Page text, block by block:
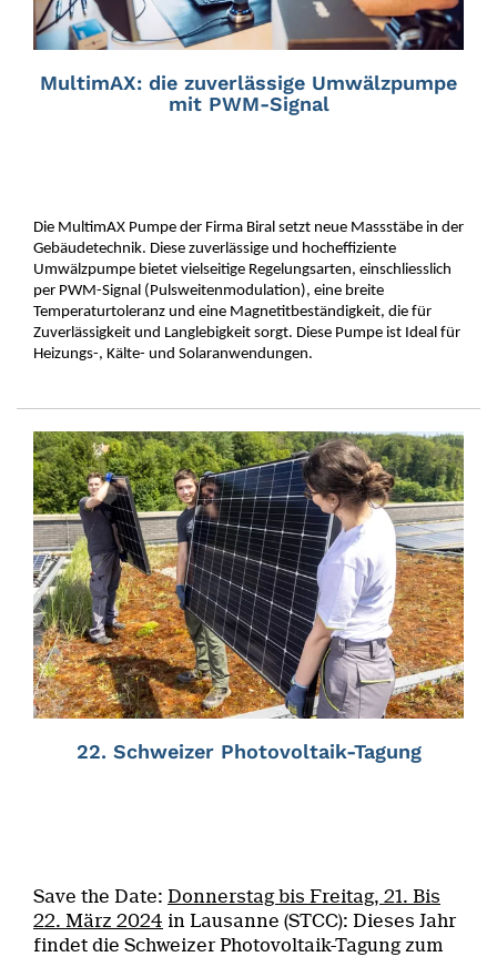
MultimAX: die zuverlässige Umwälzpumpe
mit PWM-Signal
Die MultimAX Pumpe der Firma Biral setzt neue Massstäbe in der
Gebäudetechnik. Diese zuverlässige und hocheffiziente
Umwälzpumpe bietet vielseitige Regelungsarten, einschliesslich
per PWM-Signal (Pulsweitenmodulation), eine breite
Temperaturtoleranz und eine Magnetitbeständigkeit, die für
Zuverlässigkeit und Langlebigkeit sorgt. Diese Pumpe ist Ideal für
Heizungs-, Kälte- und Solaranwendungen.
22. Schweizer Photovoltaik-Tagung
Save the Date: Donnerstag bis Freitag, 21. Bis
22. März 2024 in Lausanne (STCC): Dieses Jahr
findet die Schweizer Photovoltaik-Tagung zum